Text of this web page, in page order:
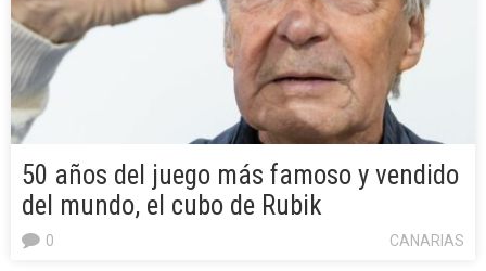
50 años del juego más famoso y vendido
del mundo, el cubo de Rubik
CANARIAS
0